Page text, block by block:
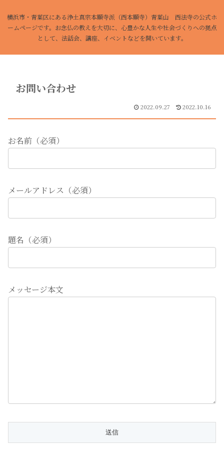
横浜市・青葉区にある浄土真宗本願寺派（西本願寺）青葉山 西法寺の公式ホ
ームページです。お念仏の教えを大切に、心豊かな人生や社会づくりへの拠点
として、法話会、講座、イベントなどを開いています。
お問い合わせ
2022.09.27 2022.10.16
お名前（必須）
メールアドレス（必須）
題名（必須）
メッセージ本文